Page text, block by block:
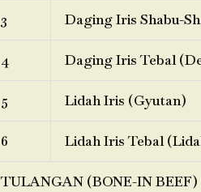
3 Daging Iris Shabu-
4 Daging Iris Tebal
5 Lidah Iris (Gyutan)
6 Lidah Iris Tebal
TULANGAN (BONE-IN BEEF)